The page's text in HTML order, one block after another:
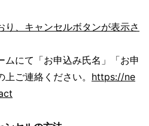
り、キャンセルボタンが表示さ
ムにて「お申込み氏名」「お申
ご連絡ください。 https://ne